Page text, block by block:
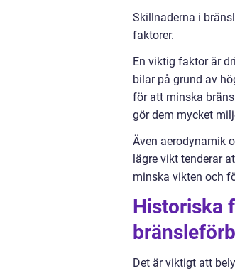
Skillnaderna i
faktorer.
En viktig faktor är
bilar på grund av
för att minska
gör dem mycket
Även aerodynamik
lägre vikt tenderar
minska vikten och
Historiska
Det är viktigt att